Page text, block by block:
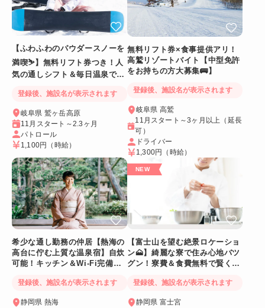
【ふわふわのパウダースノーを
満喫⛷️】無料リフト券つき！人
気の通しシフト＆毎日温泉でリ
登録後、施設名が表示されます
岐阜県 鷲ヶ岳高原
11月スタート～2.3ヶ月
パトロール
1,100円 （時給）
無料リフト券×食事提供アリ！
高鷲リゾートバイト【中型免許
をお持ちの方大募集🚌】
登録後、施設名が表示されます
岐阜県 高鷲
11月スタート～3ヶ月以上（延長
可）
ドライバー
1,300円
（時給）
希少な通し勤務の仲居【熱海の
高台に佇む上質な温泉宿】自炊
可能！キッチン＆Wi-Fi完備！
登録後、施設名が表示されます
静岡県 熱海
【富士山を望む絶景ロケーショ
ン🗻】綺麗な寮で住み心地バツ
グン！寮費＆食費無料で賢く稼
登録後、施設名が表示されます
静岡県 富士宮